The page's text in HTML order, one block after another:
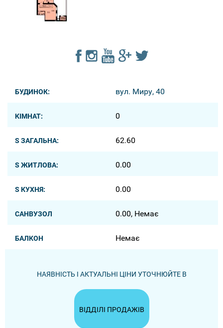
БУДИНОК: вул. Миру, 40
КІМНАТ: 0
S ЗАГАЛЬНА: 62.60
S ЖИТЛОВА: 0.00
S КУХНЯ: 0.00
САНВУЗОЛ 0.00, Немає
БАЛКОН Немає
НАЯВНІСТЬ І АКТУАЛЬНІ ЦІНИ УТОЧНЮЙТЕ В
ВІДДІЛІ ПРОДАЖІВ